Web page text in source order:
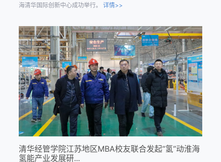
海清华国际创新中心成功举行。详情>>
清华经管学院江苏地区MBA校友联合发起“氢”动淮海
氢能产业发展研...